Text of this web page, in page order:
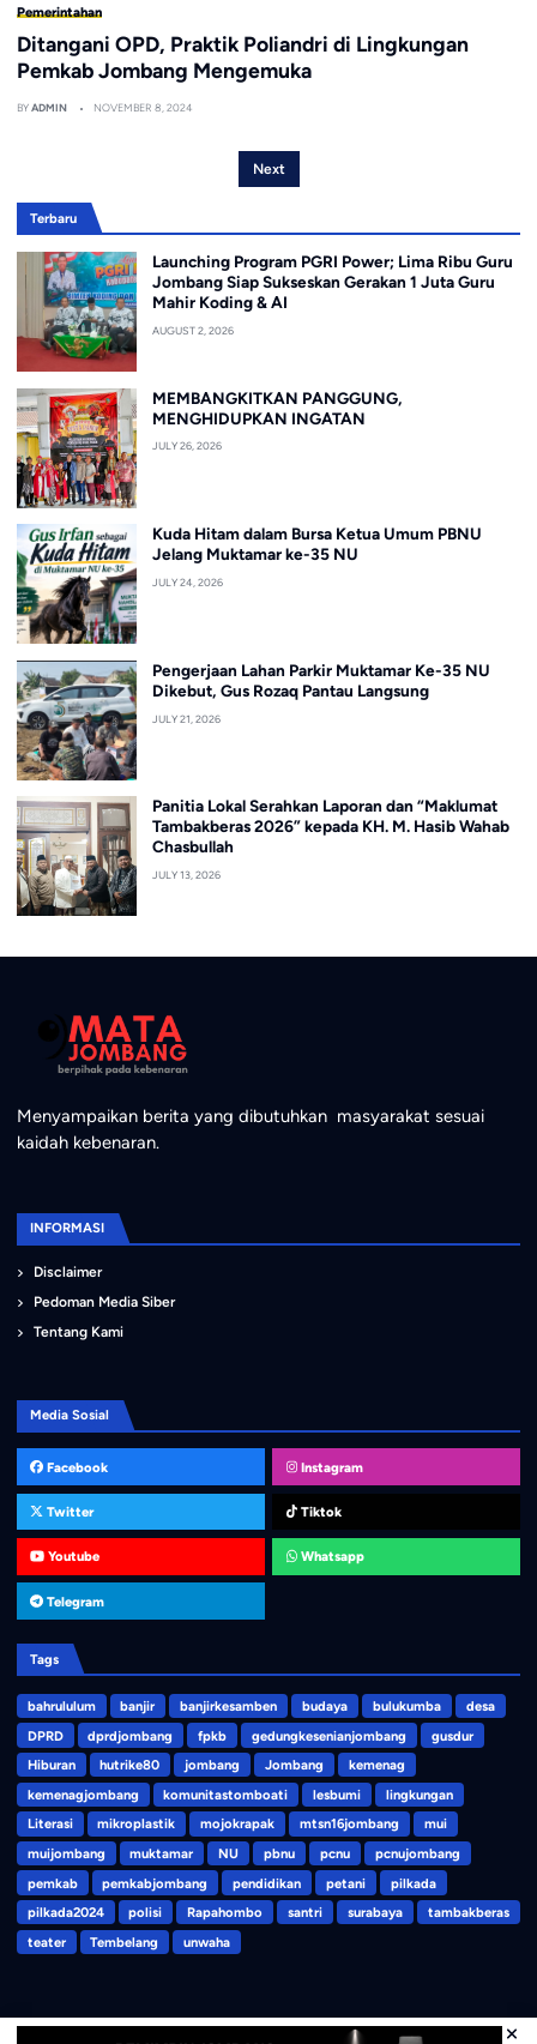
Pemerintahan
Ditangani OPD, Praktik Poliandri di Lingkungan
Pemkab Jombang Mengemuka
BYADMIN NOVEMBER 8, 2024
Next
Terbaru
Launching Program PGRI Power; Lima Ribu Guru
Jombang Siap Sukseskan Gerakan 1 Juta Guru
Mahir Koding & AI
AUGUST 2, 2026
MEMBANGKITKAN PANGGUNG,
MENGHIDUPKAN INGATAN
JULY 26, 2026
Kuda Hitam dalam Bursa Ketua Umum PBNU
Jelang Muktamar ke-35 NU
JULY 24, 2026
Pengerjaan Lahan Parkir Muktamar Ke-35 NU
Dikebut, Gus Rozaq Pantau Langsung
JULY 21, 2026
Panitia Lokal Serahkan Laporan dan “Maklumat
Tambakberas 2026” kepada KH. M. Hasib Wahab
Chasbullah
JULY 13, 2026
Menyampaikan berita yang dibutuhkan masyarakat sesuai
kaidah kebenaran.
INFORMASI
Disclaimer
Pedoman Media Siber
Tentang Kami
Media Sosial
Facebook Instagram
Twitter Tiktok
Youtube Whatsapp
Telegram
Tags
bahrululum banjir banjirkesamben budaya bulukumba
desa
DPRD
dprdjombang fpkb gedungkesenianjombang
gusdur
Hiburan
hutrike80 jombang Jombang
kemenag
kemenagjombang
komunitastomboati lesbumi
lingkungan
Literasi
mikroplastik mojokrapak mtsn16jombang
mui
muijombang
muktamar NU pbnu pcnu
pcnujombang
pemkab
pemkabjombang pendidikan petani
pilkada
pilkada2024
polisi Rapahombo santri surabaya
tambakberas
teater
Tembelang unwaha